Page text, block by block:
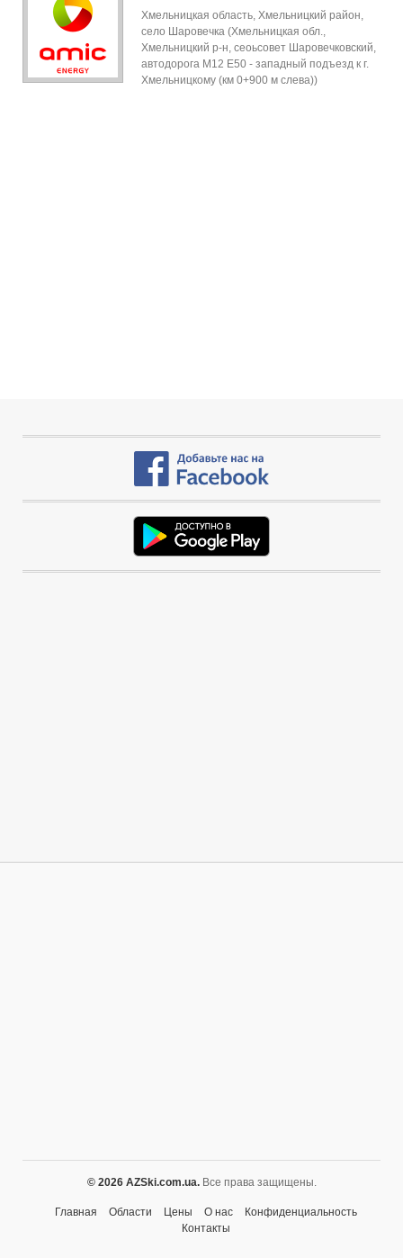
Хмельницкая область, Хмельницкий район,
село Шаровечка (Хмельницкая обл.,
Хмельницкий р-н, сеоьсовет Шаровечковский,
автодорога М12 Е50 - западный подъезд к г.
Хмельницкому (км 0+900 м слева))
© 2026 AZSki.com.ua.Все права защищены.
Главная Области Цены О нас
Конфиденциальность
Контакты